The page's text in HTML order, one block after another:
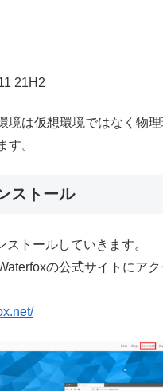
21H2
境は仮想環境ではなく物
す。
ストール
ストールしていきます。
の公式サイトにアク